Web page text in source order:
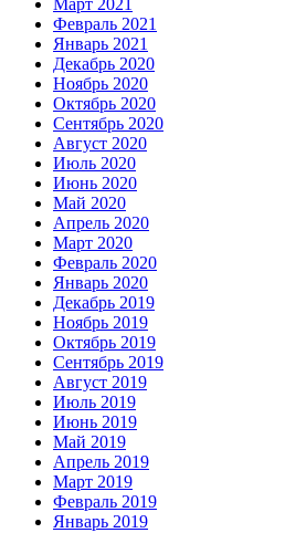
Февраль 2021
Январь 2021
Декабрь 2020
Ноябрь 2020
Октябрь 2020
Сентябрь 2020
Август 2020
Июль 2020
Июнь 2020
Май 2020
Апрель 2020
Март 2020
Февраль 2020
Январь 2020
Декабрь 2019
Ноябрь 2019
Октябрь 2019
Сентябрь 2019
Август 2019
Июль 2019
Июнь 2019
Май 2019
Апрель 2019
Март 2019
Февраль 2019
Январь 2019